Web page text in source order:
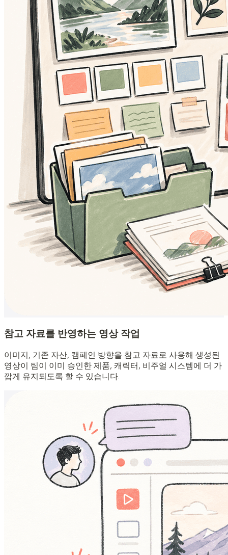
참고 자료를 반영하는 영상 작업
이미지, 기존 자산, 캠페인 방향을 참고 자료로 사용해 생성된
영상이 팀이 이미 승인한 제품, 캐릭터, 비주얼 시스템에 더 가
깝게 유지되도록 할 수 있습니다.